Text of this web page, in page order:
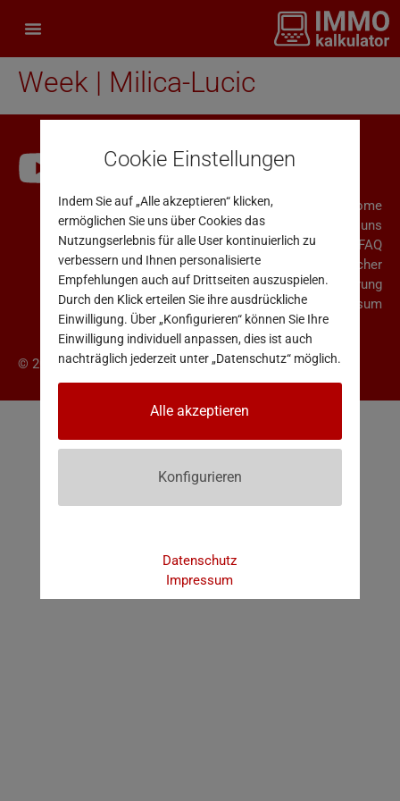
Week | Milica-Lucic
Home
Über uns
FAQ
Rücktrittsrecht für Verbraucher
AGB & Datenschutzerklärung
Impressum
© 2025 Immo Analytics GmbH
Cookie Einstellungen
Indem Sie auf „Alle akzeptieren“ klicken,
ermöglichen Sie uns über Cookies das
Nutzungserlebnis für alle User kontinuierlich zu
verbessern und Ihnen personalisierte
Empfehlungen auch auf Drittseiten auszuspielen.
Durch den Klick erteilen Sie ihre ausdrückliche
Einwilligung. Über „Konfigurieren“ können Sie Ihre
Einwilligung individuell anpassen, dies ist auch
nachträglich jederzeit unter „Datenschutz“ möglich.
Alle akzeptieren
Konfigurieren
Datenschutz
Impressum